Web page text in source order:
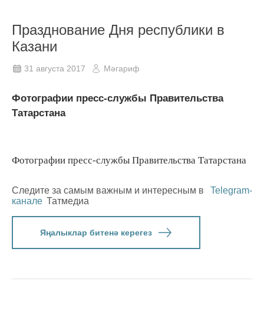
Празднование Дня республики в
Казани
31 августа 2017 Мәгариф
Фотографии пресс-службы Правительства
Татарстана
Фотографии пресс-службы Правительства Татарстана
Следите за самым важным и интересным в
Telegram-
канале Татмедиа
Яңалыклар битенә керегез